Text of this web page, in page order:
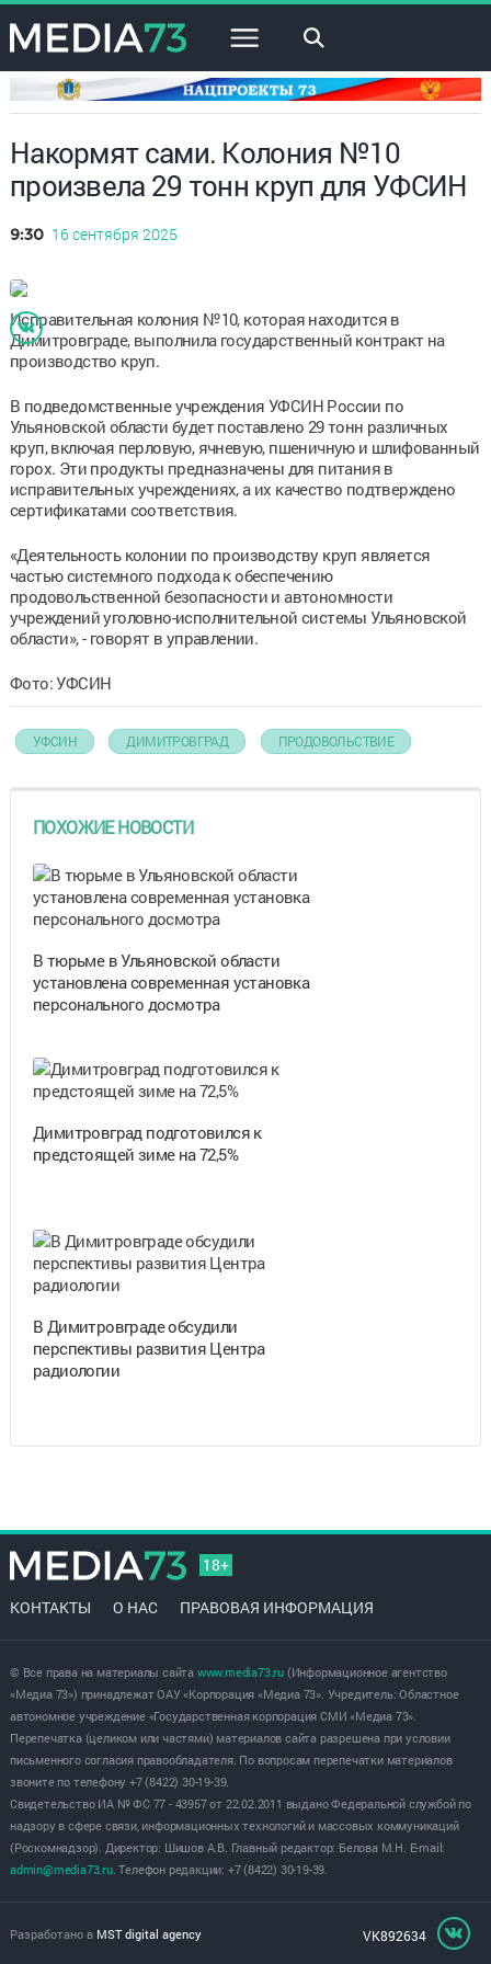
×
Накормят сами. Колония №10
произвела 29 тонн круп для УФСИН
9:30 16 сентября 2025
Исправительная колония №10, которая находится в
Димитровграде, выполнила государственный контракт на
производство круп.
В подведомственные учреждения УФСИН России по
Ульяновской области будет поставлено 29 тонн различных
круп, включая перловую, ячневую, пшеничную и шлифованный
горох. Эти продукты предназначены для питания в
исправительных учреждениях, а их качество подтверждено
сертификатами соответствия.
«Деятельность колонии по производству круп является
частью системного подхода к обеспечению
продовольственной безопасности и автономности
учреждений уголовно-исполнительной системы Ульяновской
области», - говорят в управлении.
Фото: УФСИН
УФСИН ДИМИТРОВГРАД ПРОДОВОЛЬСТВИЕ
ПОХОЖИЕ НОВОСТИ
В тюрьме в Ульяновской области
установлена современная установка
персонального досмотра
Димитровград подготовился к
предстоящей зиме на 72,5%
В Димитровграде обсудили
перспективы развития Центра
радиологии
18+
КОНТАКТЫ О НАС ПРАВОВАЯ ИНФОРМАЦИЯ
© Все права на материалы сайта www.media73.ru(Информационное агентство
«Медиа 73») принадлежат ОАУ «Корпорация «Медиа 73». Учредитель: Областное
автономное учреждение «Государственная корпорация СМИ «Медиа 73».
Перепечатка (целиком или частями) материалов сайта разрешена при условии
письменного согласия правообладателя. По вопросам перепечатки материалов
звоните по телефону +7 (8422) 30-19-39.
Свидетельство ИА № ФС 77 - 43957 от 22.02.2011 выдано Федеральной службой по
надзору в сфере связи, информационных технологий и массовых коммуникаций
(Роскомнадзор). Директор: Шишов А.В. Главный редактор: Белова М.Н. E-mail:
admin@media73.ru. Телефон редакции: +7 (8422) 30-19-39.
Разработано в MST digital agency VK892634